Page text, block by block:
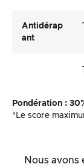
Antidérap
Ant
Pondération :
*Le score
Nous avons